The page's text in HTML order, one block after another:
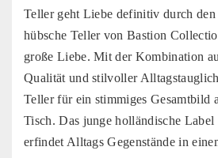
Teller geht Liebe definitiv durch
hübsche Teller von Bastion
große Liebe. Mit der Kombination
Qualität und stilvoller
Teller für ein stimmiges Gesamtbild
Tisch. Das junge holländische
erfindet Alltags Gegenstände in